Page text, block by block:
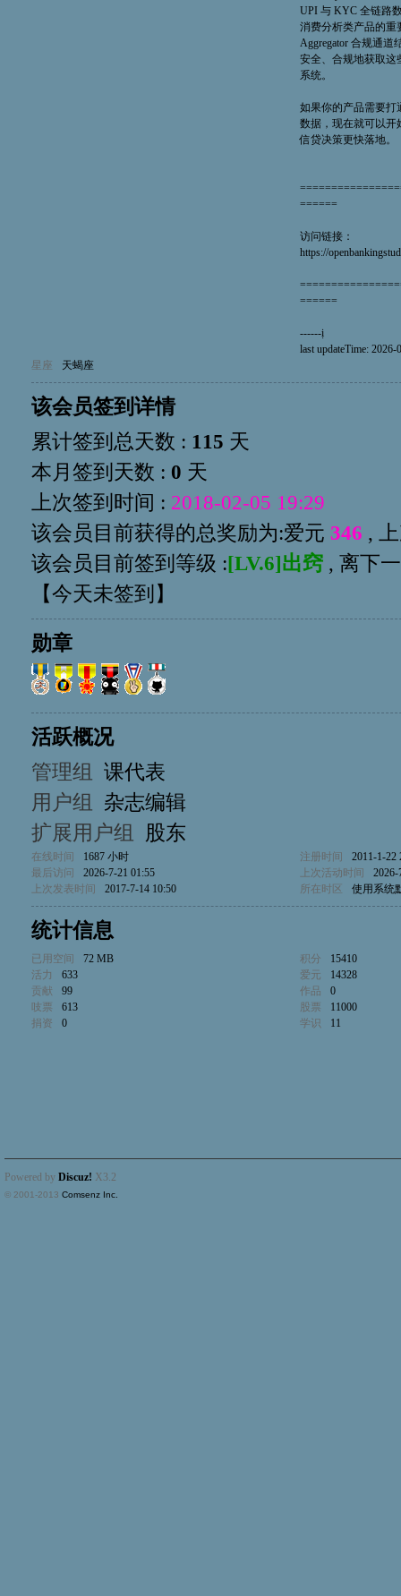
UPI 与 KYC 全链路
消费分析类产品的重
Aggregator 合规通道
安全、合规地获取这
系统。
如果你的产品需要打
数据，现在就可以开
信贷决策更快落地。
======
访问链接：
https://
======
------ị
last updateTime: 2026-
星座
天蝎座
该会员签到详情
累计签到总天数 : 115 天
本月签到天数 : 0 天
上次签到时间 : 2018-02-05 19:29
该会员目前获得的总奖励为:爱元 346 ,
该会员目前签到等级 :[LV.6]出窍 , 离下
【今天未签到 】
勋章
活跃概况
管理组 课代表
用户组 杂志编辑
扩展用户组 股东
在线时间 1687 小时 注册时间
2011-1-22
最后访问
2026-7-21 01:55 上次活动时间
2026-
上次发表时间
2017-7-14 10:50 所在时区 使用系统
统计信息
已用空间 72 MB 积分
15410
活力
633 爱元
14328
贡献
99 作品
0
吱票
613 股票
11000
捐资
0 学识 11
Powered by Discuz! X3.2
© 2001-2013 Comsenz Inc.